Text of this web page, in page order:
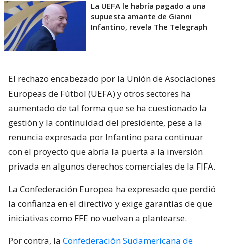
La UEFA le habría pagado a una
supuesta amante de Gianni
Infantino, revela The Telegraph
El rechazo encabezado por la Unión de Asociaciones
Europeas de Fútbol (UEFA) y otros sectores ha
aumentado de tal forma que se ha cuestionado la
gestión y la continuidad del presidente, pese a la
renuncia expresada por Infantino para continuar
con el proyecto que abría la puerta a la inversión
privada en algunos derechos comerciales de la FIFA.
La Confederación Europea ha expresado que perdió
la confianza en el directivo y exige garantías de que
iniciativas como FFE no vuelvan a plantearse.
Por contra, la Confederación Sudamericana de